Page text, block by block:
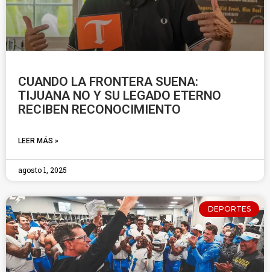
CUANDO LA FRONTERA SUENA:
TIJUANA NO Y SU LEGADO ETERNO
RECIBEN RECONOCIMIENTO
LEER MÁS »
agosto 1, 2025
DEPORTES